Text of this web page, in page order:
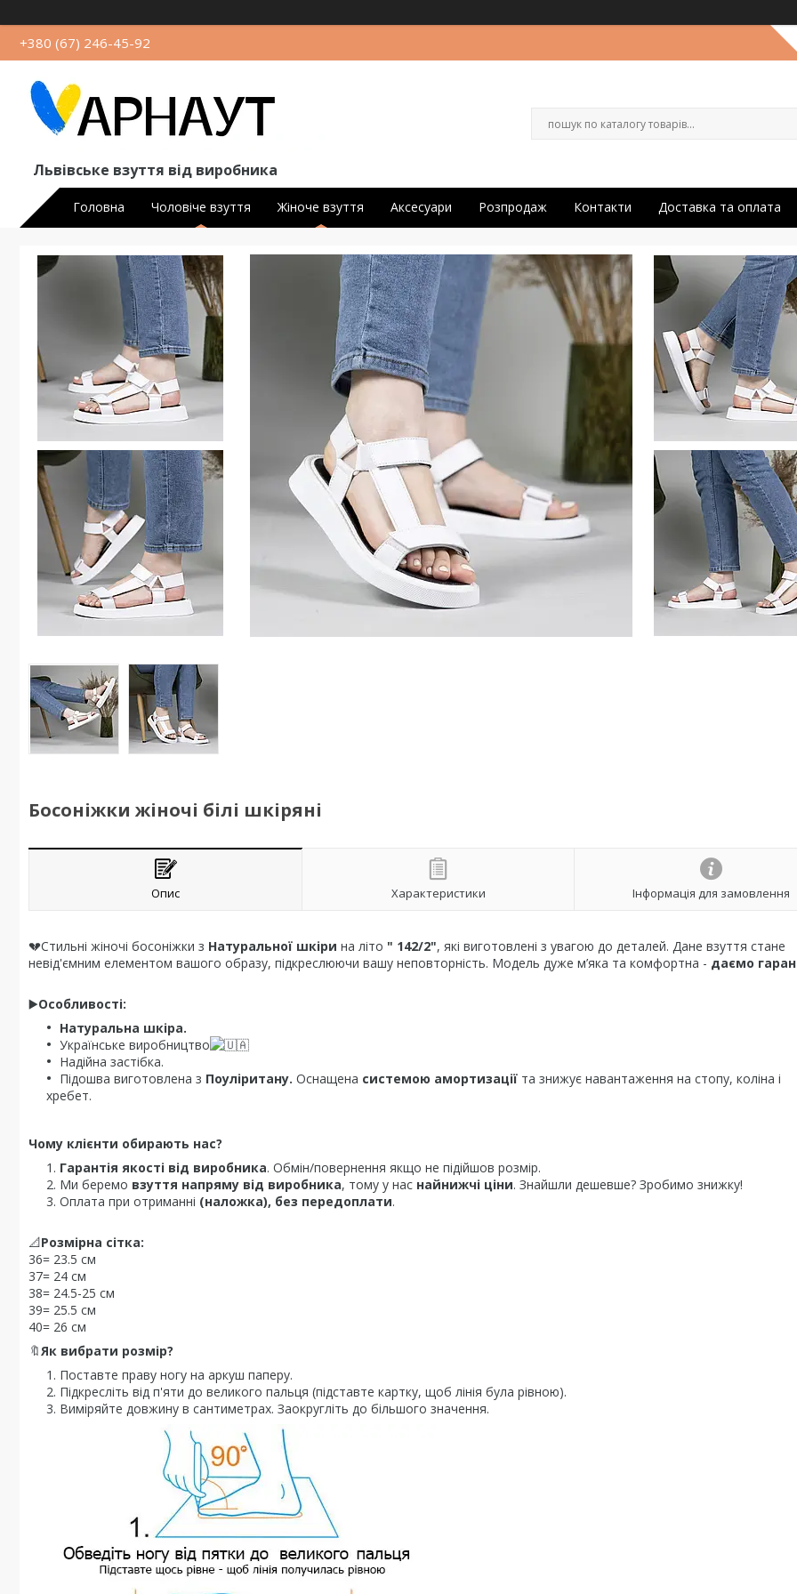
+380 (67) 246-45-92
Львівське взуття від виробника
Головна Чоловіче взуття Жіноче взуття Аксесуари Розпродаж Контакти Доставка та оплата
Босоніжки жіночі білі шкіряні
Опис Характеристики Інформація для замовлення
💔Стильні жіночі босоніжки з Натуральної шкіри на літо " 142/2", які виготовлені з увагою до деталей. Дане взуття стане
невід'ємним елементом вашого образу, підкреслюючи вашу неповторність. Модель дуже м’яка та комфортна - даємо
▶️Особливості:
Натуральна шкіра.
Українське виробництво
Надійна застібка.
Підошва виготовлена з Поуліритану. Оснащена системою амортизації та знижує навантаження на стопу, коліна і
хребет.
Чому клієнти обирають нас?
Гарантія якості від виробника. Обмін/повернення якщо не підійшов розмір.
Ми беремо взуття напряму від виробника, тому у нас найнижчі ціни. Знайшли дешевше? Зробимо знижку!
Оплата при отриманні (наложка), без передоплати.
📐Розмірна сітка:
36= 23.5 см
37= 24 см
38= 24.5-25 см
39= 25.5 см
40= 26 см
🔖Як вибрати розмір?
Поставте праву ногу на аркуш паперу.
Підкресліть від п'яти до великого пальця (підставте картку, щоб лінія була рівною).
Виміряйте довжину в сантиметрах. Заокругліть до більшого значення.